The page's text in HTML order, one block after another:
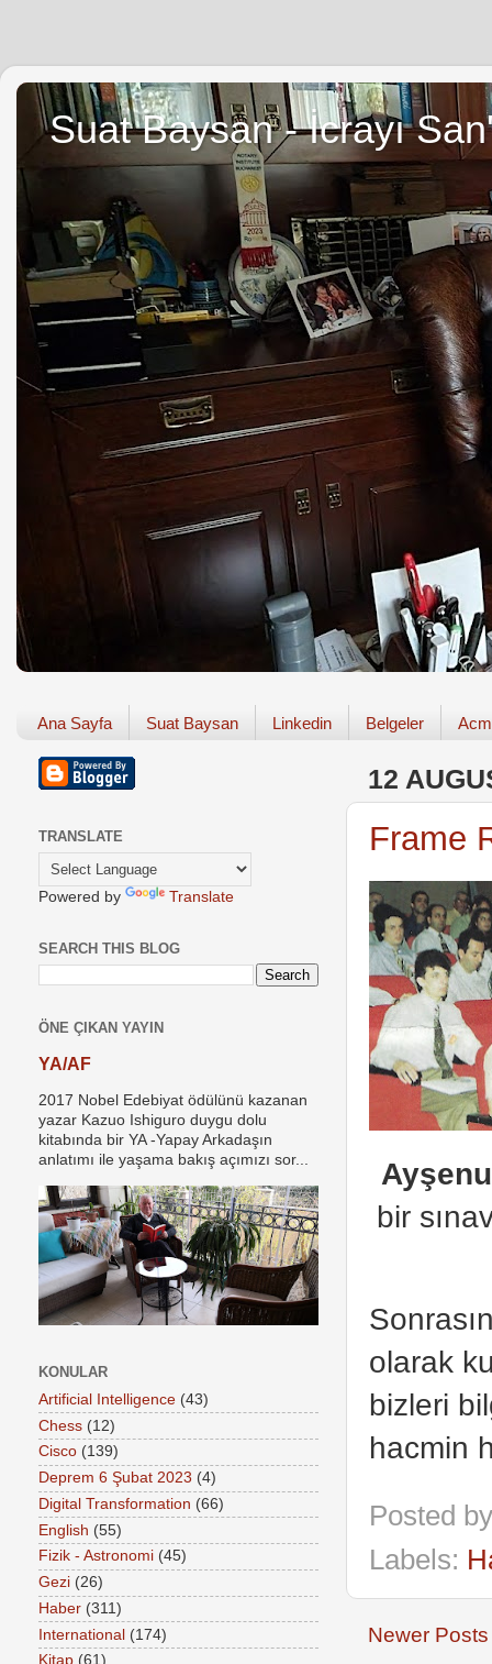
Suat Baysan - İcrayı
Ana Sayfa Suat Baysan Linkedin Belgeler
12
Frame
bir
olarak
bizleri
hacmin
Posted
Labels:
Newer Posts
TRANSLATE
Powered by Translate
SEARCH THIS BLOG
ÖNE ÇIKAN YAYIN
YA/AF
2017 Nobel Edebiyat ödülünü kazanan
yazar Kazuo Ishiguro duygu dolu
kitabında bir YA -Yapay Arkadaşın
anlatımı ile yaşama bakış açımızı sor...
KONULAR
Artificial Intelligence (43)
Chess (12)
Cisco (139)
Deprem 6 Şubat 2023 (4)
Digital Transformation (66)
English (55)
Fizik - Astronomi (45)
Gezi (26)
Haber (311)
International (174)
Kitap (61)